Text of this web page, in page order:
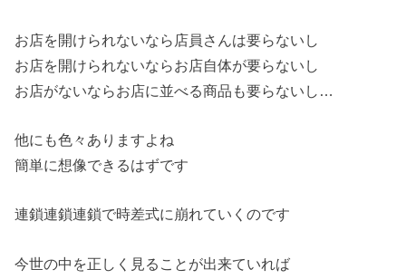
お店を開けられないなら店員さんは要らないし
お店を開けられないならお店自体が要らないし
お店がないならお店に並べる商品も要らないし…
他にも色々ありますよね
簡単に想像できるはずです
連鎖連鎖連鎖で時差式に崩れていくのです
今世の中を正しく見ることが出来ていれば